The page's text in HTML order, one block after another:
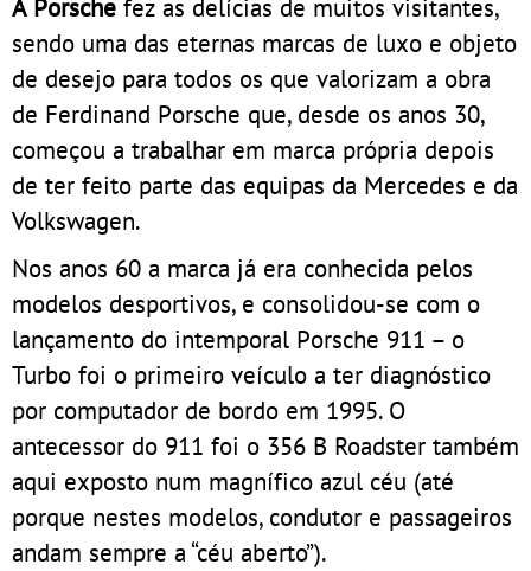
A Porsche fez as delícias de muitos visitantes,
sendo uma das eternas marcas de luxo e objeto
de desejo para todos os que valorizam a obra
de Ferdinand Porsche que, desde os anos 30,
começou a trabalhar em marca própria depois
de ter feito parte das equipas da Mercedes e da
Volkswagen.
Nos anos 60 a marca já era conhecida pelos
modelos desportivos, e consolidou-se com o
lançamento do intemporal Porsche 911 – o
Turbo foi o primeiro veículo a ter diagnóstico
por computador de bordo em 1995. O
antecessor do 911 foi o 356 B Roadster também
aqui exposto num magnífico azul céu (até
porque nestes modelos, condutor e passageiros
andam sempre a “céu aberto”).